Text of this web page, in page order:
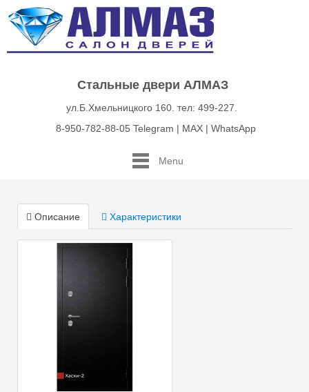
Стальные двери АЛМАЗ
ул.Б.Хмельницкого 160. тел: 499-227.
8-950-782-88-05 Telegram | MAX | WhatsApp
Menu
Описание Характеристики